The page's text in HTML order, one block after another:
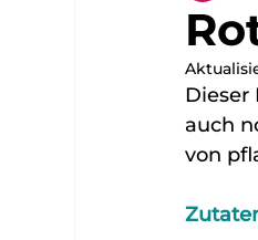
Dieser
auch
von